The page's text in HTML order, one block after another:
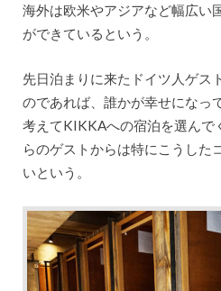
海外は欧米やアジアなど幅広い
ができているという。
先日泊まりに来たドイツ人ゲス
のであれば、誰かが幸せになっ
考えてKIKKAへの宿泊を選んで
らのゲストからは特にこうした
いという。